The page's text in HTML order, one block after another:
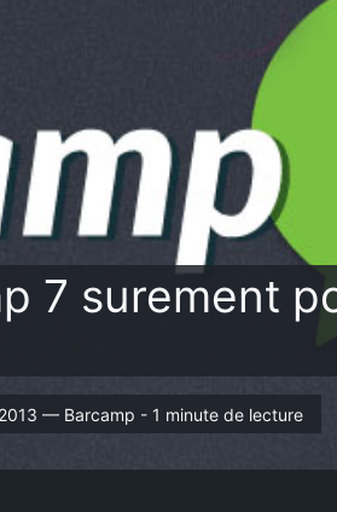
7 surement
— Barcamp - 1 minute de lecture